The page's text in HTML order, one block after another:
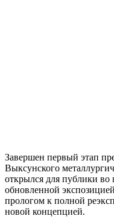
Завершен первый этап
Выксунского
открылся для публики во
обновленной
прологом к полной
новой концепцией.